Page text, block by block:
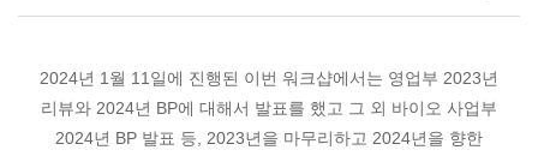
2024년 1월 11일에 진행된 이번 워크샵에서는 영업부 2023년
리뷰와 2024년 BP에 대해서 발표를 했고 그 외 바이오 사업부
2024년 BP 발표 등, 2023년을 마무리하고 2024년을 향한